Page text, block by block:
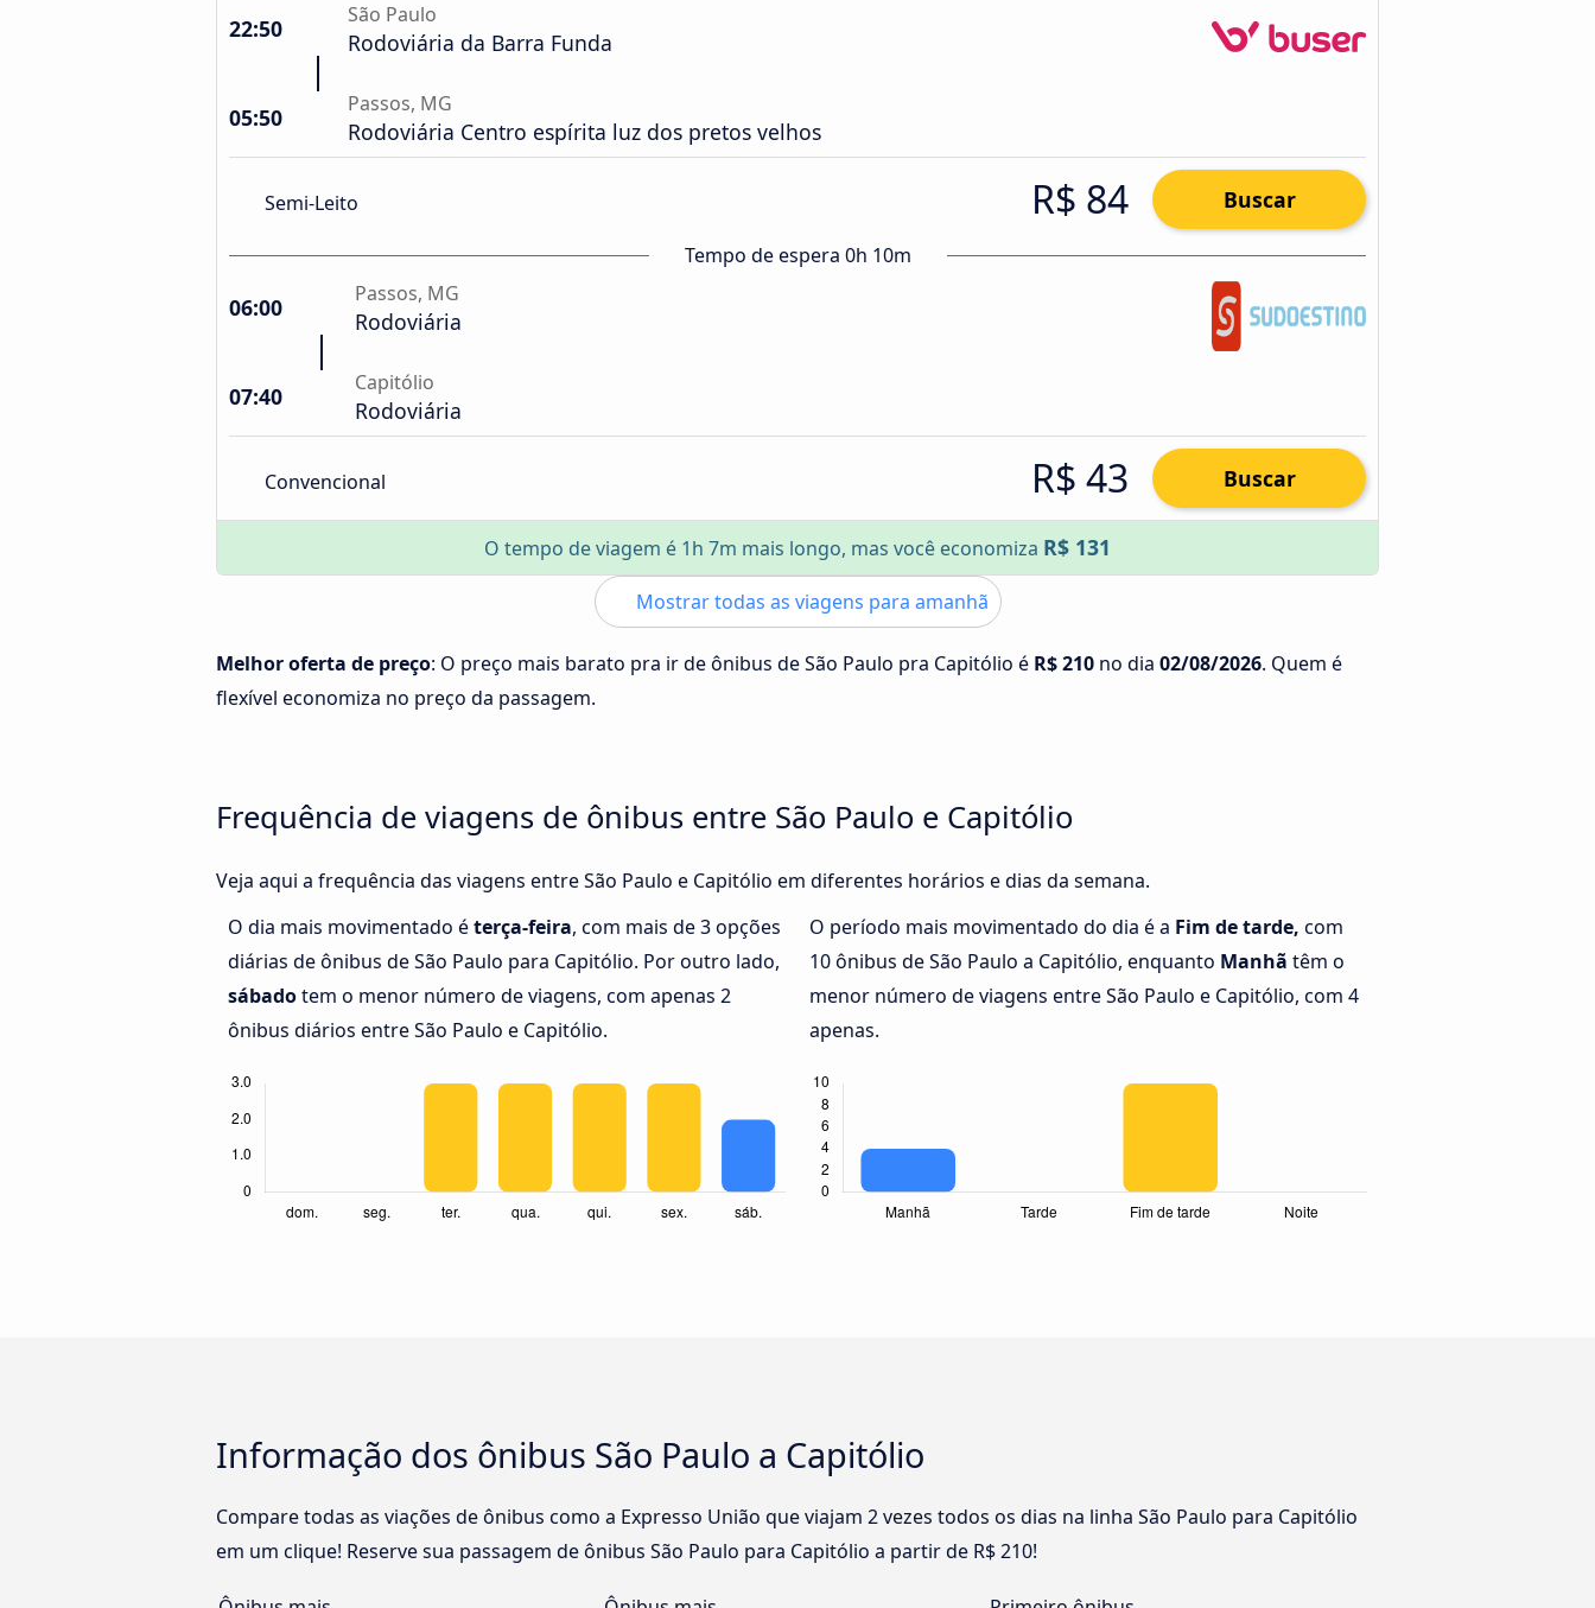
22:50 São Paulo
Rodoviária da Barra Funda
05:50 Passos, MG
Rodoviária Centro espírita luz dos pretos velhos
Semi-Leito R$ 84 Buscar
Tempo de espera 0h 10m
06:00 Passos, MG
Rodoviária
07:40 Capitólio
Rodoviária
Convencional R$ 43 Buscar
O tempo de viagem é 1h 7m mais longo, mas você economiza R$ 131
Mostrar todas as viagens para amanhã
Melhor oferta de preço: O preço mais barato pra ir de ônibus de São Paulo pra Capitólio é R$ 210 no dia 02/08/2026. Quem é
flexível economiza no preço da passagem.
Frequência de viagens de ônibus entre São Paulo e Capitólio
Veja aqui a frequência das viagens entre São Paulo e Capitólio em diferentes horários e dias da semana.
O dia mais movimentado éterça-feira, com mais de 3 opções
diárias de ônibus de São Paulo para Capitólio. Por outro lado,
sábadotem o menor número de viagens, com apenas 2
ônibus diários entre São Paulo e Capitólio.
O período mais movimentado do dia é a Fim de tarde, com
10 ônibus de São Paulo a Capitólio, enquanto Manhã têm o
menor número de viagens entre São Paulo e Capitólio, com 4
apenas.
Informação dos ônibus São Paulo a Capitólio
Compare todas as viações de ônibus como a Expresso União que viajam 2 vezes todos os dias na linha São Paulo para Capitólio
em um clique! Reserve sua passagem de ônibus São Paulo para Capitólio a partir de R$ 210!